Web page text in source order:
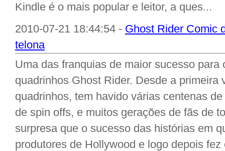
Kindle é o mais popular e leitor, a ques...
2010-07-21 18:44:54 - Ghost Rider Comic
telona
Uma das franquias de maior sucesso
quadrinhos Ghost Rider. Desde a primeira
quadrinhos, tem havido várias centenas
de spin offs, e muitos gerações de fãs de
surpresa que o sucesso das histórias em
produtores de Hollywood e logo depois fez